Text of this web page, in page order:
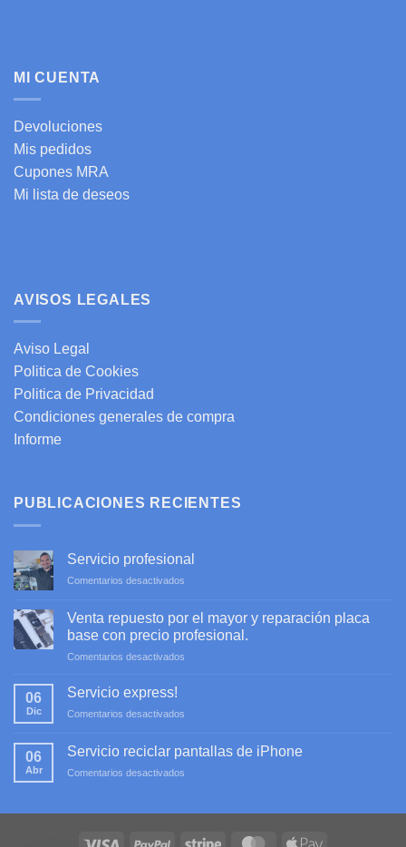
MI CUENTA
Devoluciones
Mis pedidos
Cupones MRA
Mi lista de deseos
AVISOS LEGALES
Aviso Legal
Politica de Cookies
Politica de Privacidad
Condiciones generales de compra
Informe
PUBLICACIONES RECIENTES
Servicio profesional
Comentarios desactivados
profesional
Venta repuesto por el mayor y reparación placa
base con precio profesional.
Comentarios desactivados
y
profesional.
06
Dic
Servicio express!
Comentarios desactivados
express!
06
Abr
Servicio reciclar pantallas de iPhone
Comentarios desactivados